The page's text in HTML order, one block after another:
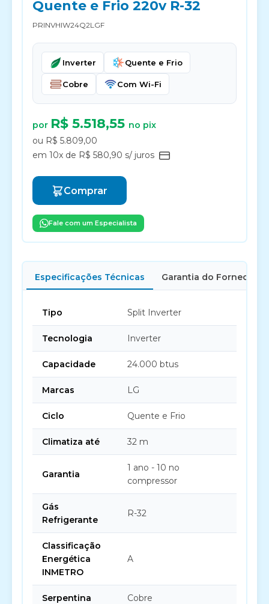
Quente e Frio 220v R-32
PRINVHIW24Q2LGF
Inverter Quente e Frio
Cobre Com Wi-Fi
por R$ 5.518,55 no pix
ou R$ 5.809,00
em 10x de R$ 580,90 s/ juros
Comprar
Fale com um Especialista
Especificações Técnicas Garantia do Fornecedor
Tipo Split Inverter
Tecnologia Inverter
Capacidade 24.000 btus
Marcas LG
Ciclo Quente e Frio
Climatiza até 32 m
Garantia
1 ano - 10 no
compressor
Gás
Refrigerante
R-32
Classificação
Energética
INMETRO
A
Serpentina Cobre